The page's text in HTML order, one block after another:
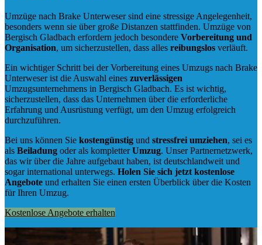
Umzüge nach Brake Unterweser sind eine stressige Angelegenheit,
besonders wenn sie über große Distanzen stattfinden. Umzüge von
Bergisch Gladbach erfordern jedoch besondere Vorbereitung und
Organisation, um sicherzustellen, dass alles reibungslos verläuft.
Ein wichtiger Schritt bei der Vorbereitung eines Umzugs nach Brake
Unterweser ist die Auswahl eines zuverlässigen
Umzugsunternehmens in Bergisch Gladbach. Es ist wichtig,
sicherzustellen, dass das Unternehmen über die erforderliche
Erfahrung und Ausrüstung verfügt, um den Umzug erfolgreich
durchzuführen.
Bei uns können Sie kostengünstig und stressfrei umziehen, sei es
als Beiladung oder als kompletterUmzug. Unser Partnernetzwerk,
das wir über die Jahre aufgebaut haben, ist deutschlandweit und
sogar international unterwegs. Holen Sie sich jetzt kostenlose
Angebote und erhalten Sie einen ersten Überblick über die Kosten
für Ihren Umzug.
Kostenlose Angebote erhalten